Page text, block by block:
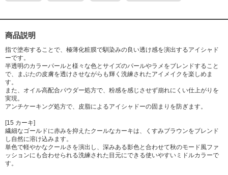
商品説明
指で塗布することで、極薄化粧膜で馴染みの良い透け感を演出するアイシャド
ーです。
半透明のカラーパールと様々な色とサイズのパールやラメをブレンドすること
で、まぶたの皮膚を透けさせながらも輝く洗練されたアイメイクを楽しめま
す。
また、オイル高配合パウダー処方で、粉感を感じさせず崩れにくい仕上がりを
実現。
アンチケーキング処方で、皮脂によるアイシャドーの固まりを防ぎます。
[15 カーキ]
繊細なゴールドに赤みを抑えたクールなカーキは、くすみブラウンをブレンド
し自然に溶け込みます。
単色で軽やかなクールさを演出し、深みある影色と合わせて秋のモード風ファ
ッションにも合わせられる洗練された目元にできる使いやすいミドルカラーで
す。